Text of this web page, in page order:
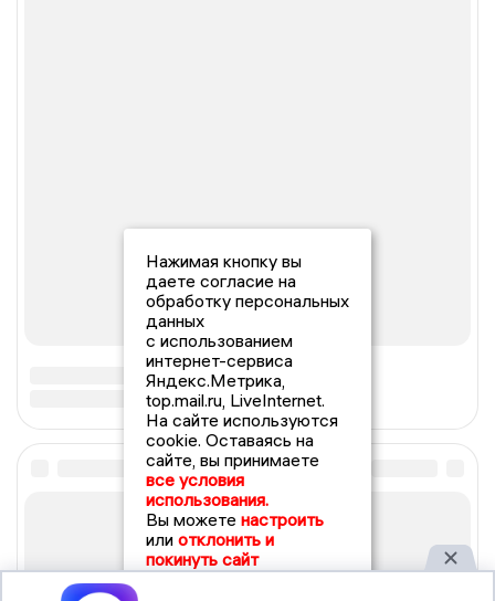
Нажимая кнопку вы
даете согласие на
обработку персональных
данных
с использованием
интернет-сервиса
Яндекс.Метрика,
top.mail.ru, LiveInternet.
На сайте используются
cookie. Оставаясь на
сайте, вы принимаете
все условия
использования.
Вы можете настроить
или отклонить и
покинуть сайт